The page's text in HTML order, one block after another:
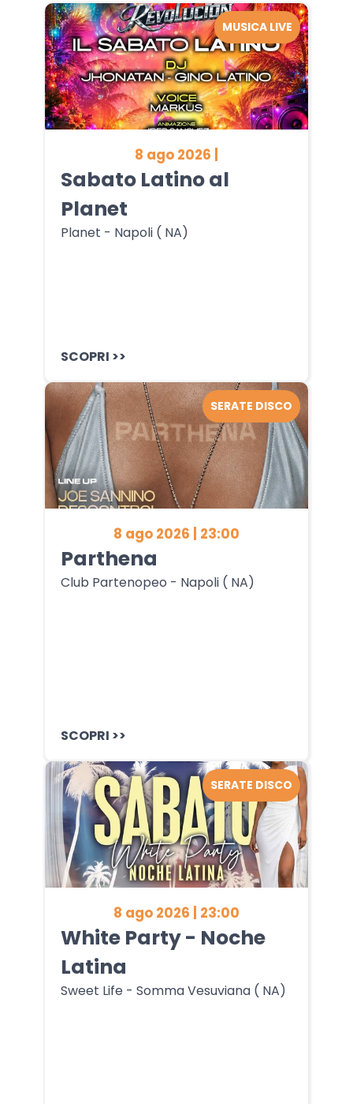
8 ago 2026 |
Sabato Latino al
Planet
Planet - Napoli ( NA)
SCOPRI >>
MUSICA LIVE
8 ago 2026 | 23:00
Parthena
Club Partenopeo - Napoli ( NA)
SCOPRI >>
SERATE DISCO
8 ago 2026 | 23:00
White Party - Noche
Latina
Sweet Life - Somma Vesuviana ( NA)
SERATE DISCO